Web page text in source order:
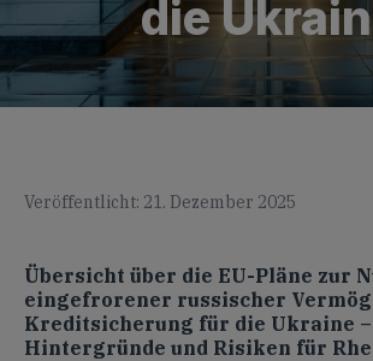
die
Veröffentlicht: 21. Dezember 2025
Übersicht über die EU-Pläne zur
eingefrorener russischer
Kreditsicherung für die Ukraine
Hintergründe und Risiken für